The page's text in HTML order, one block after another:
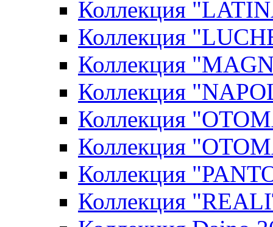
Коллекция
Коллекция
Коллекция
Коллекция
Коллекция
Коллекция
Коллекция
Коллекция